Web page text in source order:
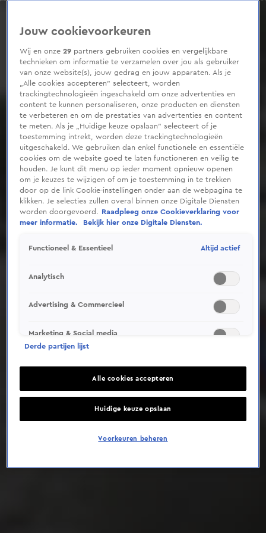
0
Deze video is niet beschikbaar op je huidige locatie
Jouw cookievoorkeuren
Wij en onze29 partners gebruiken cookies en vergelijkbare
technieken om informatie te verzamelen over jou als gebruiker
van onze website(s), jouw gedrag en jouw apparaten. Als je
„Alle cookies accepteren” selecteert, worden
trackingtechnologieën ingeschakeld om onze advertenties en
content te kunnen personaliseren, onze producten en diensten
te verbeteren en om de prestaties van advertenties en content
te meten. Als je „Huidige keuze opslaan” selecteert of je
toestemming intrekt, worden deze trackingtechnologieën
uitgeschakeld. We gebruiken dan enkel functionele en essentiële
cookies om de website goed te laten functioneren en veilig te
houden. Je kunt dit menu op ieder moment opnieuw openen
om je keuzes te wijzigen of om je toestemming in te trekken
door op de link Cookie-instellingen onder aan de webpagina te
klikken. Je selecties zullen overal binnen onze Digitale Diensten
worden doorgevoerd.
Raadpleeg onze Cookieverklaring voor
meer informatie.
Bekijk hier onze Digitale Diensten.
Functioneel & Essentieel Altijd actief
Analytisch
Advertising & Commercieel
Marketing & Social media
Derde partijen lijst
Alle cookies accepteren
Huidige keuze opslaan
Voorkeuren beheren